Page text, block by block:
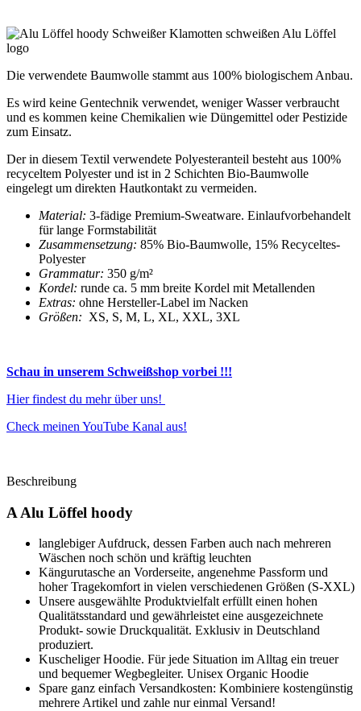
Die verwendete Baumwolle stammt aus 100% biologischem Anbau.
Es wird keine Gentechnik verwendet, weniger Wasser verbraucht
und es kommen keine Chemikalien wie Düngemittel oder Pestizide
zum Einsatz.
Der in diesem Textil verwendete Polyesteranteil besteht aus 100%
recyceltem Polyester und ist in 2 Schichten Bio-Baumwolle
eingelegt um direkten Hautkontakt zu vermeiden.
Material: 3-fädige Premium-Sweatware. Einlaufvorbehandelt
für lange Formstabilität
Zusammensetzung: 85% Bio-Baumwolle, 15% Recyceltes-
Polyester
Grammatur: 350 g/m²
Kordel: runde ca. 5 mm breite Kordel mit Metallenden
Extras: ohne Hersteller-Label im Nacken
Größen: XS, S, M, L, XL, XXL, 3XL
Schau in unserem Schweißshop vorbei !!!
Hier findest du mehr über uns!
Check meinen YouTube Kanal aus!
Beschreibung
A Alu Löffel hoody
langlebiger Aufdruck, dessen Farben auch nach mehreren
Wäschen noch schön und kräftig leuchten
Kängurutasche an Vorderseite, angenehme Passform und
hoher Tragekomfort in vielen verschiedenen Größen (S-XXL)
Unsere ausgewählte Produktvielfalt erfüllt einen hohen
Qualitätsstandard und gewährleistet eine ausgezeichnete
Produkt- sowie Druckqualität. Exklusiv in Deutschland
produziert.
Kuscheliger Hoodie. Für jede Situation im Alltag ein treuer
und bequemer Wegbegleiter. Unisex Organic Hoodie
Spare ganz einfach Versandkosten: Kombiniere kostengünstig
mehrere Artikel und zahle nur einmal Versand!